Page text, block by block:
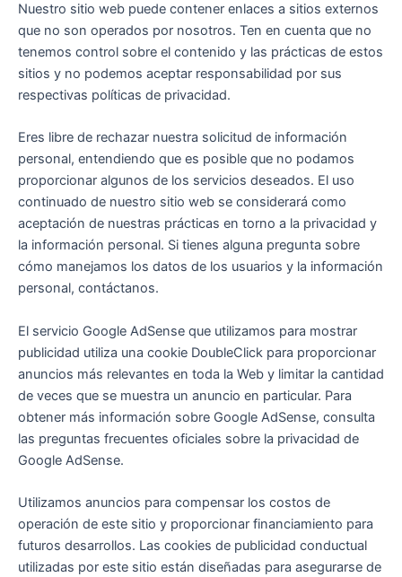
Nuestro sitio web puede contener enlaces a sitios externos
que no son operados por nosotros. Ten en cuenta que no
tenemos control sobre el contenido y las prácticas de estos
sitios y no podemos aceptar responsabilidad por sus
respectivas políticas de privacidad.
Eres libre de rechazar nuestra solicitud de información
personal, entendiendo que es posible que no podamos
proporcionar algunos de los servicios deseados. El uso
continuado de nuestro sitio web se considerará como
aceptación de nuestras prácticas en torno a la privacidad y
la información personal. Si tienes alguna pregunta sobre
cómo manejamos los datos de los usuarios y la información
personal, contáctanos.
El servicio Google AdSense que utilizamos para mostrar
publicidad utiliza una cookie DoubleClick para proporcionar
anuncios más relevantes en toda la Web y limitar la cantidad
de veces que se muestra un anuncio en particular. Para
obtener más información sobre Google AdSense, consulta
las preguntas frecuentes oficiales sobre la privacidad de
Google AdSense.
Utilizamos anuncios para compensar los costos de
operación de este sitio y proporcionar financiamiento para
futuros desarrollos. Las cookies de publicidad conductual
utilizadas por este sitio están diseñadas para asegurarse de